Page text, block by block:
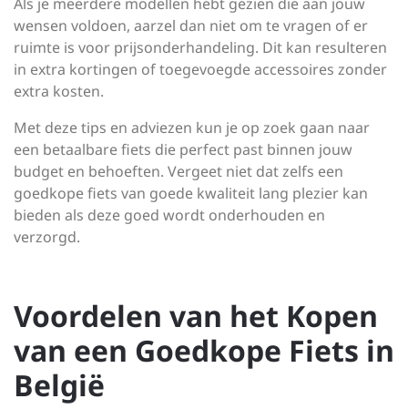
wensen voldoen, aarzel dan niet om te vragen of er
ruimte is voor prijsonderhandeling. Dit kan resulteren
in extra kortingen of toegevoegde accessoires zonder
extra kosten.
Met deze tips en adviezen kun je op zoek gaan naar
een betaalbare fiets die perfect past binnen jouw
budget en behoeften. Vergeet niet dat zelfs een
goedkope fiets van goede kwaliteit lang plezier kan
bieden als deze goed wordt onderhouden en
verzorgd.
Voordelen van het Kopen
van een Goedkope Fiets in
België